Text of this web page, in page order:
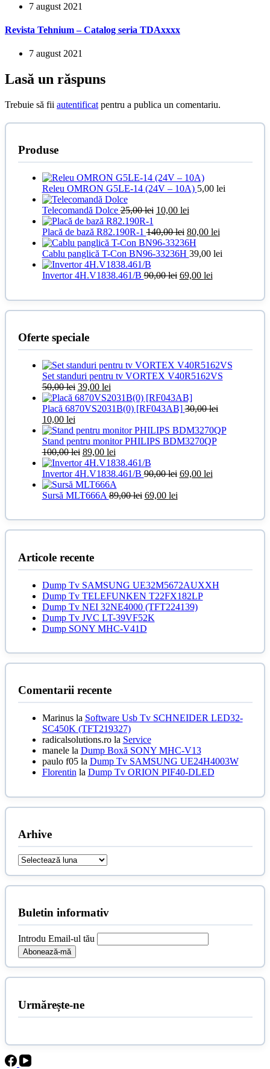
7 august 2021
Revista Tehnium – Catalog seria TDAxxxx
7 august 2021
Lasă un răspuns
Trebuie să fii autentificat pentru a publica un comentariu.
Produse
Releu OMRON G5LE-14 (24V – 10A) 5,00 lei
Telecomandă Dolce25,00lei Prețul
a
fost:
25,00 lei.
10,00 leiPrețul
este:
10,00 lei.
Placă de bază R82.190R-1140,00lei Prețul
inițial
a
140,00 lei.
80,00 leiPrețul
este:
Cablu panglică T-Con BN96-33236H 39,00 lei
Invertor 4H.V1838.461/B90,00lei Prețul
69,00 leiPrețul
Oferte speciale
Set standuri pentru tv VORTEX V40R5162VS
50,00lei Prețul
inițial
a
50,00 lei.
39,00 leiPrețul
curent
este:
Placă 6870VS2031B(0) [RF043AB]30,00lei
Prețul
inițial
a
fost:
30,00 lei.
10,00 leiPrețul
curent
este:
10,00 lei.
Stand pentru monitor PHILIPS BDM3270QP
100,00lei Prețul
inițial
a
fost:
100,00 lei.
89,00 leiPrețul
curent
este:
89,00 lei.
Invertor 4H.V1838.461/B90,00lei Prețul
69,00 leiPrețul
Sursă MLT666A89,00lei Prețul
fost:
69,00 leiPrețul
69,00 lei.
Articole recente
Dump Tv SAMSUNG UE32M5672AUXXH
Dump Tv TELEFUNKEN T22FX182LP
Dump Tv NEI 32NE4000 (TFT224139)
Dump Tv JVC LT-39VF52K
Dump SONY MHC-V41D
Comentarii recente
Marinusla Software Usb Tv SCHNEIDER LED32-
SC450K (TFT219327)
radicalsolutions.rola Service
manelela Dump Boxă SONY MHC-V13
paulo f05la Dump Tv SAMSUNG UE24H4003W
Florentinla Dump Tv ORION PIF40-DLED
Arhive
Arhive
Buletin informativ
Introdu Email-ul tău
Urmărește-ne